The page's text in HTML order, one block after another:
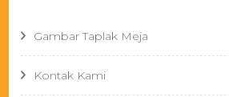
Gambar Taplak Meja
Kontak Kami